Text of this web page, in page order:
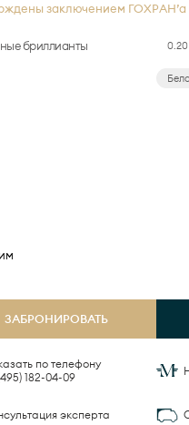
заключением
бриллианты
ЗАБРОНИРОВАТЬ
по телефону
182-04-09
эксперта